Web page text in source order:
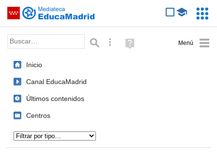
Saltar navegación
Palabra o frase: Búsqueda avanzada
Ayuda
(en
Inicio
Canal EducaMadrid
Últimos contenidos
Centros